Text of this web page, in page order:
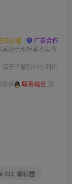
站必看 | 广告合作
观点和对其真实性
于下载后24小时内
益请 联系站长 进
# SQL编辑器